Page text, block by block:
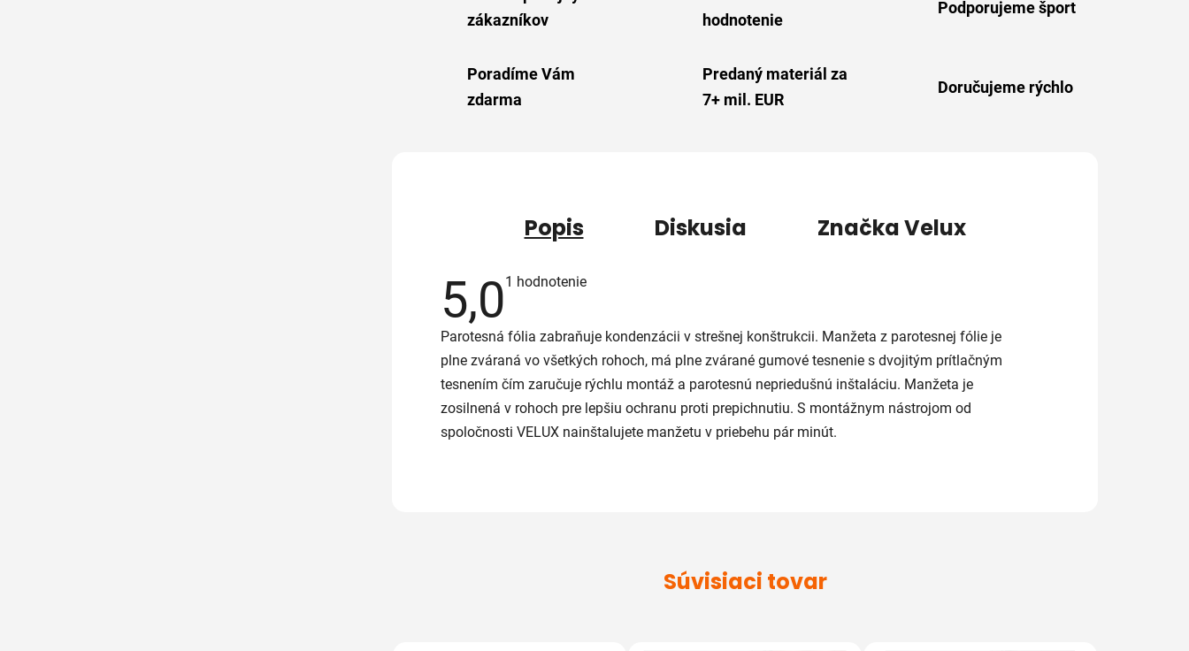
zákazníkov
hodnotenie
Podporujeme šport
Poradíme Vám
zdarma
Predaný materiál za
7+ mil. EUR
Doručujeme rýchlo
Popis Diskusia ZnačkaVelux
5,0Priemerné
5,0
5
hviezdičiek.
1 hodnotenie
Parotesná fólia zabraňuje kondenzácii v strešnej konštrukcii. Manžeta z parotesnej fólie je
plne zváraná vo všetkých rohoch, má plne zvárané gumové tesnenie s dvojitým prítlačným
tesnením čím zaručuje rýchlu montáž a parotesnú nepriedušnú inštaláciu. Manžeta je
zosilnená v rohoch pre lepšiu ochranu proti prepichnutiu. S montážnym nástrojom od
spoločnosti VELUX nainštalujete manžetu v priebehu pár minút.
Súvisiaci tovar